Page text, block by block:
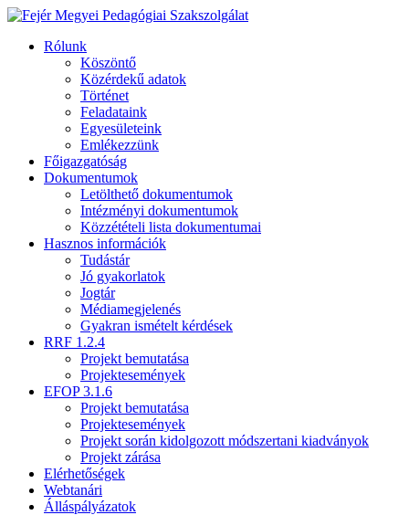
Rólunk
Köszöntő
Közérdekű adatok
Történet
Feladataink
Egyesületeink
Emlékezzünk
Főigazgatóság
Dokumentumok
Letölthető dokumentumok
Intézményi dokumentumok
Közzétételi lista dokumentumai
Hasznos információk
Tudástár
Jó gyakorlatok
Jogtár
Médiamegjelenés
Gyakran ismételt kérdések
RRF 1.2.4
Projekt bemutatása
Projektesemények
EFOP 3.1.6
Projekt bemutatása
Projektesemények
Projekt során kidolgozott módszertani kiadványok
Projekt zárása
Elérhetőségek
Webtanári
Álláspályázatok